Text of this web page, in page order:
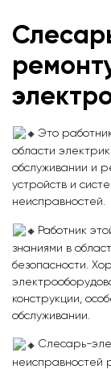
Это
области
обслуживании и
устройств и
неисправностей.
Работник
знаниями в
безопасности.
конструкции,
обслуживании.
Слесарь-
неисправностей